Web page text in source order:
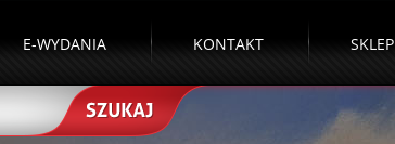
E-WYDANIA KONTAKT SKLEP